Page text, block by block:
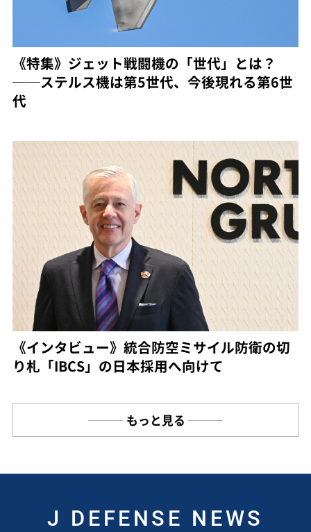
《特集》ジェット戦闘機の「世代」とは？
──ステルス機は第5世代、今後現れる第6世
代
《インタビュー》統合防空ミサイル防衛の切
り札「IBCS」の日本採用へ向けて
もっと見る
J DEFENSE NEWS